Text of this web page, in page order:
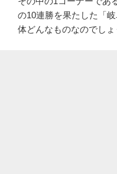
の10連勝を果たした「
体どんなものなのでしょ